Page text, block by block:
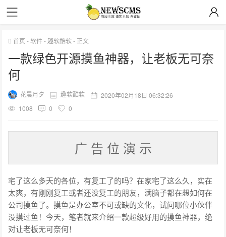
首页 -软件-趣软酷软- 正文
一款绿色开源摸鱼神器，让老板无可奈
何
花晨月夕 趣软酷软
2020年02月18日 06:32:26
1008
0 0
广 告 位 演 示
宅了这么多天的各位，有复工了的吗？在家宅了这么久，实在
太爽，有刚刚复工或者还没复工的朋友，满脑子都在想如何在
公司摸鱼了。摸鱼是办公室不可或缺的文化，试问哪位小伙伴
没摸过鱼！今天，笔者就来介绍一款超级好用的摸鱼神器，绝
对让老板无可奈何！